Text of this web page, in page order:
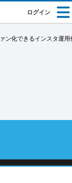
ログイン
ン化できるインスタ運用